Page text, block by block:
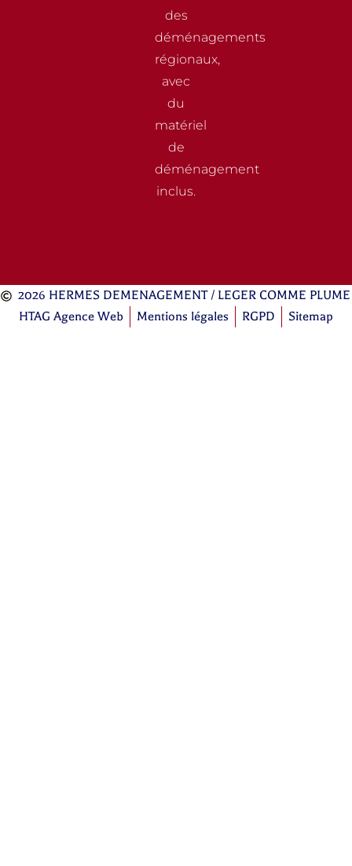
des
déménagements
régionaux,
avec
du
matériel
de
déménagement
inclus.
2026 HERMES DEMENAGEMENT / LEGER COMME PLUME
HTAG Agence Web
Mentions légales RGPD Sitemap